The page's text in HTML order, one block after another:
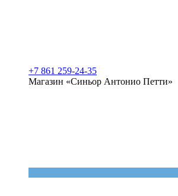
+7 861 259-24-35
Магазин «Синьор Антонио Петти»